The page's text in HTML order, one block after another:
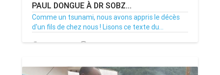
PAUL DONGUE À DR SOBZ...
Comme un tsunami, nous avons appris le décès
d'un fils de chez nous ! Lisons ce texte du...
24/05/21 Par MenouActu 1